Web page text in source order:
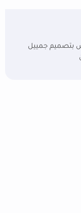
بتصميم جمييل